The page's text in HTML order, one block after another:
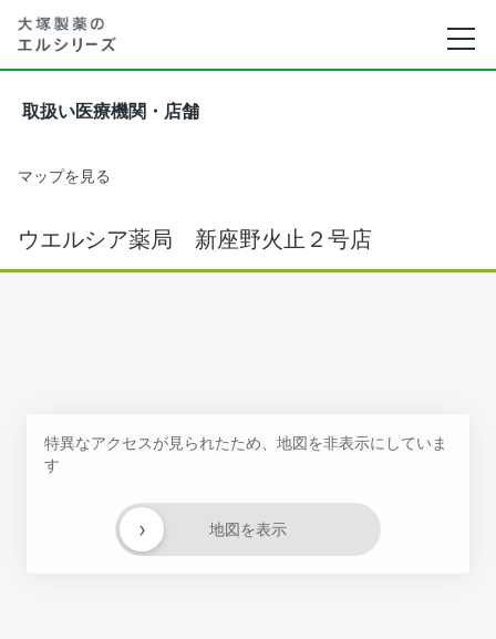
取扱い医療機関・店舗
マップを見る
ウエルシア薬局 新座野火止２号店
特異なアクセスが見られたため、地図を非表示にしていま
す
地図を表示
›